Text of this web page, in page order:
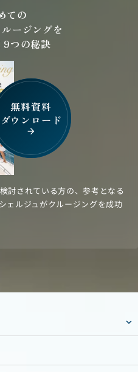
ての
ージングを
9つの秘訣
無料資料
ダウンロード
arrow_forward
討されている方の、参考となる
ェルジュがクルージングを成功